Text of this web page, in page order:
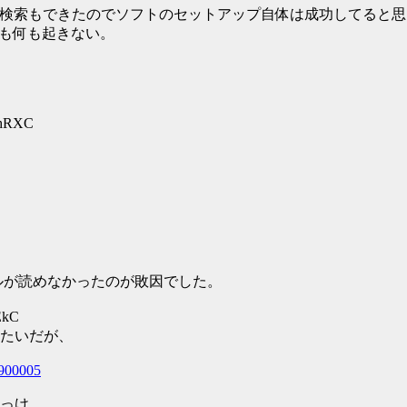
索もできたのでソフトのセットアップ自体は成功してると
何も起きない。
読めなかったのが敗因でした。
いだが、